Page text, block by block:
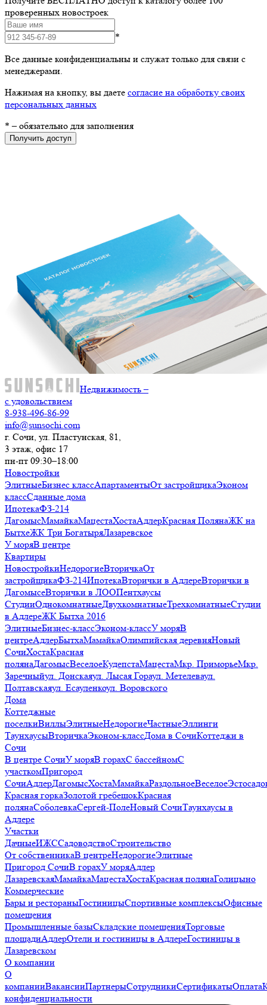
проверенных новостроек
*
Все данные конфиденциальны и служат только для связи с
менеджерами.
Нажимая на кнопку, вы даете согласие на обработку своих
персональных данных
* – обязательно для заполнения
Получить доступ
Недвижимость –
с удовольствием
8-938-496-86-99
info@sunsochi.com
г. Сочи, ул. Пластунская, 81,
3 этаж, офис 17
пн-пт 09:30–18:00
Новостройки
ЭлитныеБизнес классАпартаментыОт застройщикаЭконом
классСданные дома
ИпотекаФЗ-214
ДагомысМамайкаМацестаХостаАдлерКрасная ПолянаЖК на
БытхеЖК Три БогатыряЛазаревское
У моряВ центре
Квартиры
НовостройкиНедорогиеВторичкаОт
застройщикаФЗ-214ИпотекаВторички в АдлереВторички в
ДагомысеВторички в ЛООПентхаусы
СтудииОднокомнатныеДвухкомнатныеТрехкомнатныеСтудии
в АдлереЖК Бытха 2016
ЭлитныеБизнес-классЭконом-классУ моряВ
центреАдлерБытхаМамайкаОлимпийская деревняНовый
СочиХостаКрасная
полянаДагомысВеселоеКудепстаМацестаМкр. ПриморьеМкр.
Заречныйул. Донскаяул. Лысая Гораул. Метелеваул.
Полтавскаяул. Есауленкоул. Воровского
Дома
Коттеджные
поселкиВиллыЭлитныеНедорогиеЧастныеЭллинги
ТаунхаусыВторичкаЭконом-классДома в СочиКоттеджи в
Сочи
В центре СочиУ моряВ горахС бассейномС
участкомПригород
СочиАдлерДагомысХостаМамайкаРаздольноеВеселое
Красная горкаЗолотой гребешокКрасная
полянаСоболевкаСергей-ПолеНовый СочиТаунхаусы в
Адлере
Участки
ДачныеИЖССадоводствоСтроительство
От собственникаВ центреНедорогиеЭлитные
Пригород СочиВ горахУ моряАдлер
ЛазаревскаяМамайкаМацестаХостаКрасная полянаГолицыно
Коммерческие
Бары и рестораныГостиницыСпортивные комплексыОфисные
помещения
Промышленные базыСкладские помещенияТорговые
площадиАдлерОтели и гостиницы в АдлереГостиницы в
Лазаревском
О компании
О
компанииВакансииПартнерыСотрудникиСертификатыОплата
конфиденциальности